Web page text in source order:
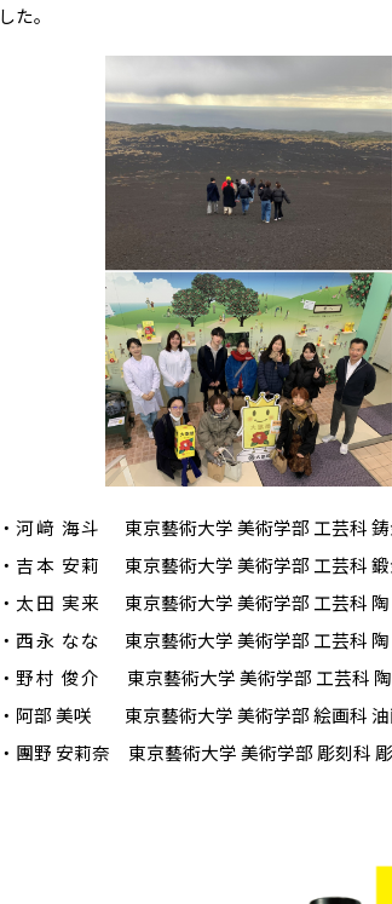
した。
・ 河﨑 海斗 東京藝術大学 美術学部 工芸科
・ 吉本 安莉 東京藝術大学 美術学部 工芸科
・ 太田 実来 東京藝術大学 美術学部 工芸科
・ 西永 なな 東京藝術大学 美術学部 工芸科
・ 野村 俊介
東京藝術大学 美術学部 工芸科
・阿部 美咲 東京藝術大学 美術学部 絵画科 油
・團野 安莉奈 東京藝術大学 美術学部 彫刻科